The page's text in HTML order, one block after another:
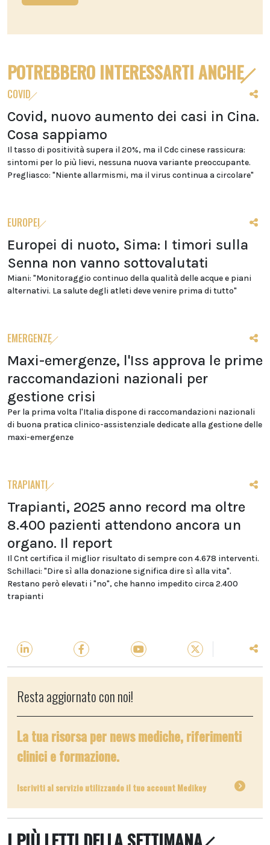
POTREBBERO INTERESSARTI ANCHE
COVID
Covid, nuovo aumento dei casi in Cina.
Cosa sappiamo
Il tasso di positività supera il 20%, ma il Cdc cinese rassicura:
sintomi per lo più lievi, nessuna nuova variante preoccupante.
Pregliasco: "Niente allarmismi, ma il virus continua a circolare"
EUROPEI
Europei di nuoto, Sima: I timori sulla
Senna non vanno sottovalutati
Miani: "Monitoraggio continuo della qualità delle acque e piani
alternativi. La salute degli atleti deve venire prima di tutto"
EMERGENZE
Maxi-emergenze, l'Iss approva le prime
raccomandazioni nazionali per
gestione crisi
Per la prima volta l'Italia dispone di raccomandazioni nazionali
di buona pratica clinico-assistenziale dedicate alla gestione delle
maxi-emergenze
TRAPIANTI
Trapianti, 2025 anno record ma oltre
8.400 pazienti attendono ancora un
organo. Il report
Il Cnt certifica il miglior risultato di sempre con 4.678 interventi.
Schillaci: "Dire sì alla donazione significa dire sì alla vita".
Restano però elevati i "no", che hanno impedito circa 2.400
trapianti
Resta aggiornato con noi!
La tua risorsa per news mediche, riferimenti
clinici e formazione.
Iscriviti al servizio utilizzando il tuo account Medikey